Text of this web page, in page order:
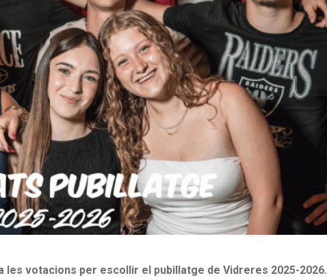
les votacions per escollir el pubillatge de Vidreres 2025-2026.